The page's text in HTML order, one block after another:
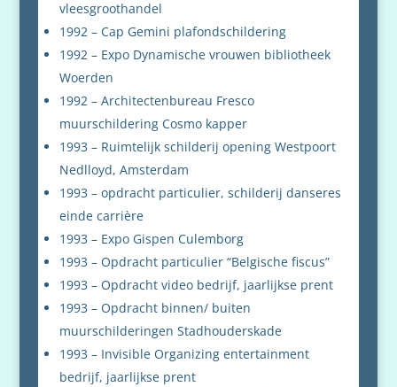
vleesgroothandel
1992 – Cap Gemini plafondschildering
1992 – Expo Dynamische vrouwen bibliotheek
Woerden
1992 – Architectenbureau Fresco
muurschildering Cosmo kapper
1993 – Ruimtelijk schilderij opening Westpoort
Nedlloyd, Amsterdam
1993 – opdracht particulier, schilderij danseres
einde carrière
1993 – Expo Gispen Culemborg
1993 – Opdracht particulier “Belgische fiscus”
1993 – Opdracht video bedrijf, jaarlijkse prent
1993 – Opdracht binnen/ buiten
muurschilderingen Stadhouderskade
1993 – Invisible Organizing entertainment
bedrijf, jaarlijkse prent